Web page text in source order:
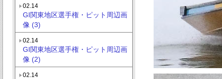
02.14
GI関東地区選手権・ピット周辺画
像 (3)
02.14
GI関東地区選手権・ピット周辺画
像 (2)
02.14